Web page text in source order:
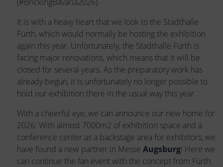
It is with a heavy heart that we look to the Stadthalle
Fürth, which would normally be hosting the exhibition
again this year. Unfortunately, the Stadthalle Fürth is
facing major renovations, which means that it will be
closed for several years. As the preparatory work has
already begun, it is unfortunately no longer possible to
hold our exhibition there in the usual way this year.
With a cheerful eye, we can announce our new home for
2026: With almost 7000m2 of exhibition space and a
conference center as a backstage area for exhibitors, we
have found a new partner in Messe Augsburg! Here we
can continue the fan event with the concept from Fürth.